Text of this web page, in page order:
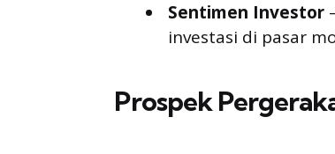
Sentimen Investor
investasi di pasar
Prospek